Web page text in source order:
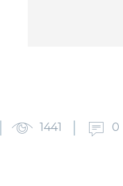
1441 0